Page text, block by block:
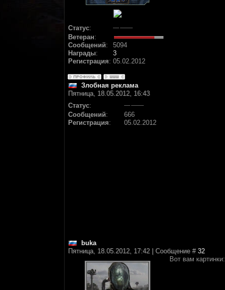
Статус:
Ветеран:
Сообщений:
5094
Награды:
3
Регистрация: 05.02.2012
Злобная реклама
Пятница, 18.05.2012, 16:43
Статус:
Сообщений:
666
Регистрация: 05.02.2012
buka
Пятница, 18.05.2012, 17:42 | Сообщение # 32
Вот вам картинки: